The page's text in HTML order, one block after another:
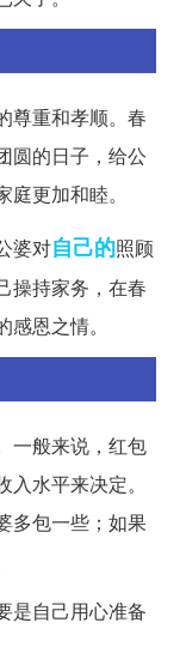
尊重和孝顺。春
圆的日子，给公
更加和睦。
婆对自己的照顾
操持家务，在春
恩之情。
一般来说，红包
水平来决定。
多包一些；如果
是自己用心准备